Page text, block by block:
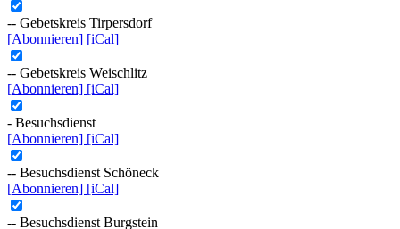
-- Gebetskreis Tirpersdorf
[Abonnieren] [iCal]
-- Gebetskreis Weischlitz
[Abonnieren] [iCal]
- Besuchsdienst
[Abonnieren] [iCal]
-- Besuchsdienst Schöneck
[Abonnieren] [iCal]
-- Besuchsdienst Burgstein